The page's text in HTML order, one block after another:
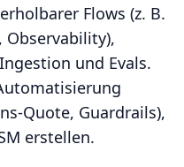
Flows (z. B.
Observability),
und Evals.
Guardrails),
erstellen.